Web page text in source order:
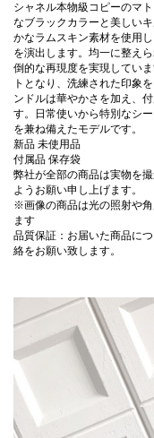
シャネル本物級コピーのマ
なブラックカラーと美しい
かなラムスキン素材を使用
を演出します。均一に整え
倒的な再現度を実現してい
トとなり、洗練された印象
ンドルは華やかさを加え、
す。日常使いから特別なシ
を兼ね備えたモデルです。
新品 未使用品
付属品 保存袋
弊社が全部の商品は実物を
ようお願い申し上げます。
※画像の商品は光の照射や
ます
品質保証：お届いた商品に
絡をお願い致します。